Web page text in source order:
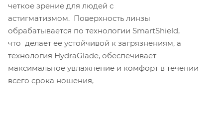
четкое зрение для людей с
астигматизмом. Поверхность линзы
обрабатывается по технологии SmartShield,
что делает ее устойчивой к загрязнениям, а
технология HydraGlade, обеспечивает
максимальное увлажнение и комфорт в течении
всего срока ношения,